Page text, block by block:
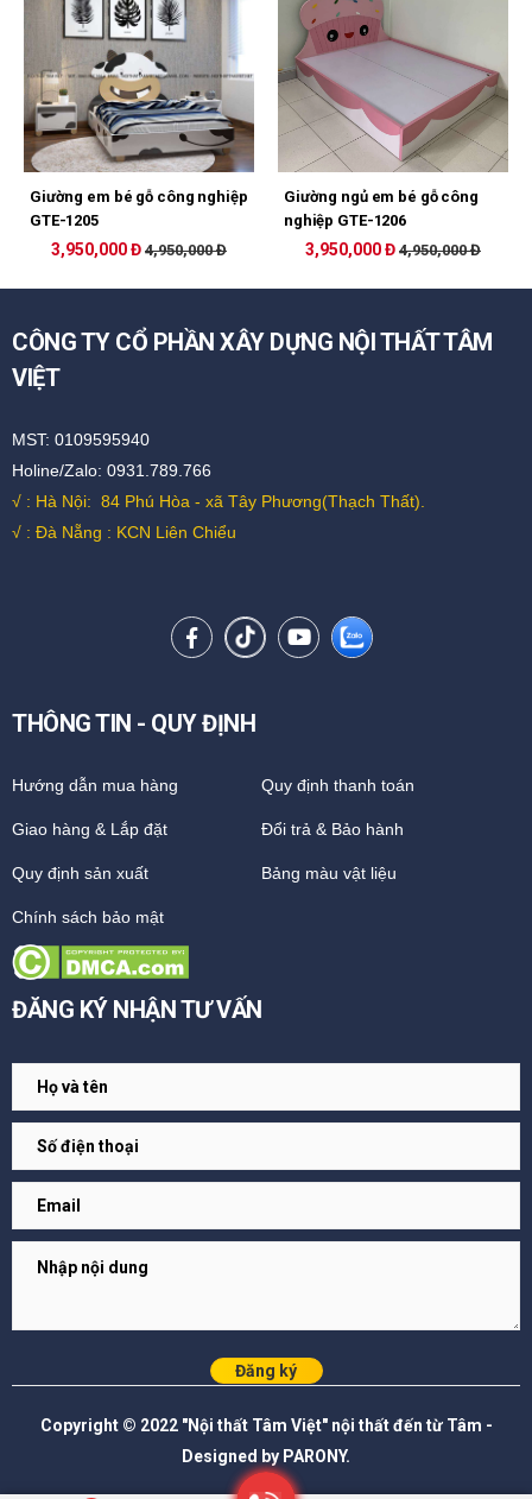
Giường em bé gỗ công nghiệp
GTE-1205
3,950,000 Đ 4,950,000 Đ
Giường ngủ em bé gỗ công
nghiệp GTE-1206
3,950,000 Đ 4,950,000 Đ
CÔNG TY CỔ PHẦN XÂY DỰNG NỘI THẤT TÂM
VIỆT
MST: 0109595940
Holine/Zalo: 0931.789.766
√ : Hà Nội: 84 Phú Hòa - xã Tây Phương(Thạch Thất).
√ : Đà Nẵng : KCN Liên Chiểu
THÔNG TIN - QUY ĐỊNH
Hướng dẫn mua hàng Quy định thanh toán
Giao hàng & Lắp đặt Đổi trả & Bảo hành
Quy định sản xuất Bảng màu vật liệu
Chính sách bảo mật
ĐĂNG KÝ NHẬN TƯ VẤN
Đăng ký
Copyright © 2022 "Nội thất Tâm Việt" nội thất đến từ Tâm -
Designed by PARONY.